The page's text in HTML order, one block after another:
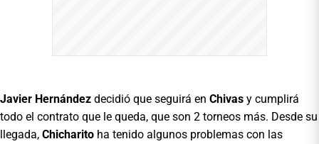
Javier Hernández decidió que seguirá en Chivas y cumplirá
todo el contrato que le queda, que son 2 torneos más. Desde su
llegada, Chicharito ha tenido algunos problemas con las